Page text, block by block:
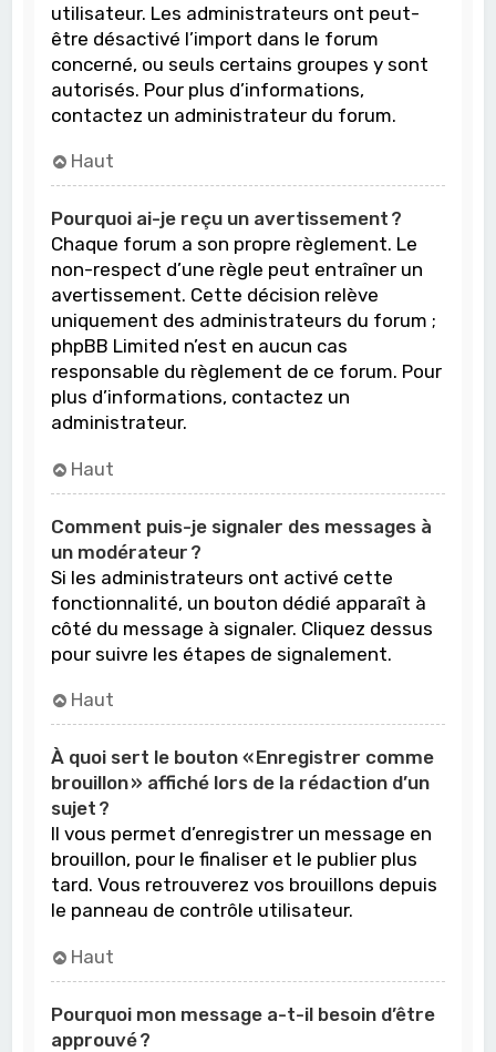
utilisateur. Les administrateurs ont peut-
être désactivé l’import dans le forum
concerné, ou seuls certains groupes y sont
autorisés. Pour plus d’informations,
contactez un administrateur du forum.
Haut
Pourquoi ai-je reçu un avertissement ?
Chaque forum a son propre règlement. Le
non-respect d’une règle peut entraîner un
avertissement. Cette décision relève
uniquement des administrateurs du forum ;
phpBB Limited n’est en aucun cas
responsable du règlement de ce forum. Pour
plus d’informations, contactez un
administrateur.
Haut
Comment puis-je signaler des messages à
un modérateur ?
Si les administrateurs ont activé cette
fonctionnalité, un bouton dédié apparaît à
côté du message à signaler. Cliquez dessus
pour suivre les étapes de signalement.
Haut
À quoi sert le bouton « Enregistrer comme
brouillon » affiché lors de la rédaction d’un
sujet ?
Il vous permet d’enregistrer un message en
brouillon, pour le finaliser et le publier plus
tard. Vous retrouverez vos brouillons depuis
le panneau de contrôle utilisateur.
Haut
Pourquoi mon message a-t-il besoin d’être
approuvé ?